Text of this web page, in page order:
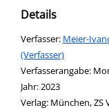
Details
Verfasser: Suche
Meier-
(Verfasser)
Verfasserangabe:
Jahr:2023
Verlag: München, ZS